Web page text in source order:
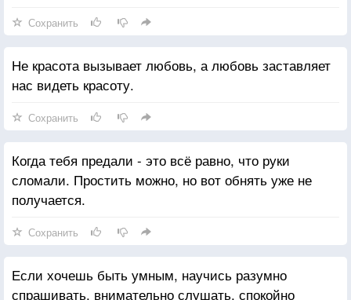
Сохранить
Не красота вызывает любовь, а любовь заставляет
нас видеть красоту.
Сохранить
Когда тебя предали - это всё равно, что руки
сломали. Простить можно, но вот обнять уже не
получается.
Сохранить
Если хочешь быть умным, научись разумно
спрашивать, внимательно слушать, спокойно